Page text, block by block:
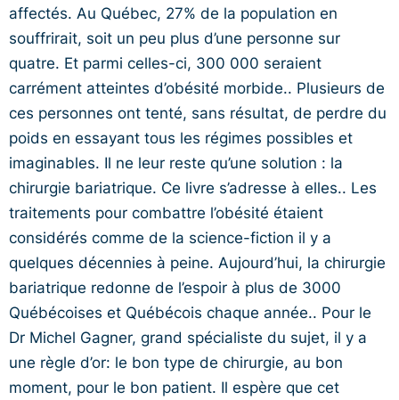
affectés. Au Québec, 27% de la population en
souffrirait, soit un peu plus d’une personne sur
quatre. Et parmi celles-ci, 300 000 seraient
carrément atteintes d’obésité morbide.. Plusieurs de
ces personnes ont tenté, sans résultat, de perdre du
poids en essayant tous les régimes possibles et
imaginables. Il ne leur reste qu’une solution : la
chirurgie bariatrique. Ce livre s’adresse à elles.. Les
traitements pour combattre l’obésité étaient
considérés comme de la science-fiction il y a
quelques décennies à peine. Aujourd’hui, la chirurgie
bariatrique redonne de l’espoir à plus de 3000
Québécoises et Québécois chaque année.. Pour le
Dr Michel Gagner, grand spécialiste du sujet, il y a
une règle d’or: le bon type de chirurgie, au bon
moment, pour le bon patient. Il espère que cet